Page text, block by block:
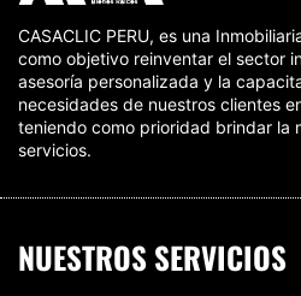
CASACLIC PERU, es una
como objetivo reinventar el sector
asesoría personalizada y la
necesidades de nuestros clientes
teniendo como prioridad brindar la
servicios.
NUESTROS SERVICIOS